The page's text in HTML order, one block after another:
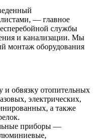
— главное
службы
и канализации. Мы
монтаж оборудования
и обвязку отопительных
электрических,
а также
приборы —